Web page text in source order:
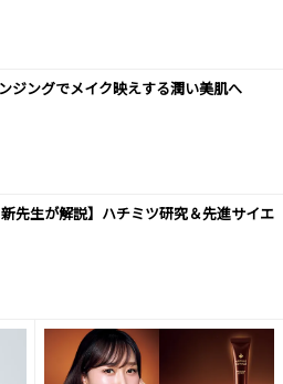
ジングでメイク映えする潤い美肌へ
新先生が解説】ハチミツ研究＆先進サイエ